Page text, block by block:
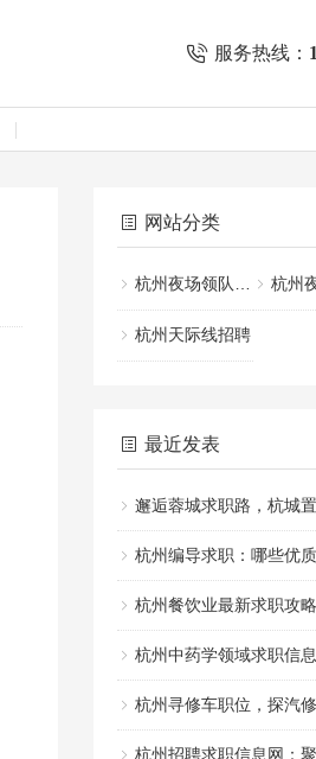
服务热线：
网站分类
杭州夜场领队招聘 杭州夜
杭州天际线招聘
最近发表
邂逅蓉城求职路，杭城置业安家行（
杭州编导求职：哪些优质行业
杭州餐饮业最新求职攻略与
杭州中药学领域求职信息与
杭州寻修车职位，探汽修行
杭州招聘求职信息网：聚焦行